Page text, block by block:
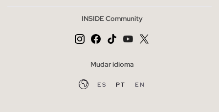
INSIDE Community
Mudar idioma
ES PT EN